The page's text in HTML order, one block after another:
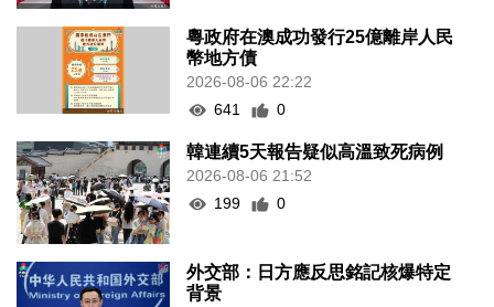
粵政府在澳成功發行25億離岸人民
幣地方債
2026-08-06 22:22
641
0
韓連續5天報告疑似高溫致死病例
2026-08-06 21:52
199
0
外交部：日方應反思銘記核爆特定
背景